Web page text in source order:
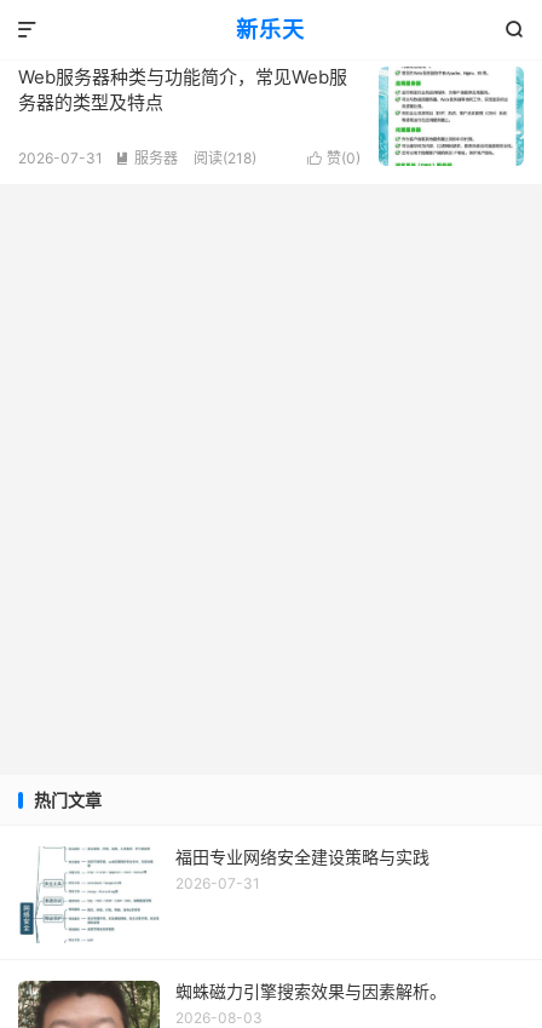
新乐天 
 共 1 篇文章
标签：服务器核心功能与目标
Web服务器种类与功能简介，常见Web服
务器的类型及特点
 赞(0)
2026-07-31  服务器 阅读(218)
热门文章
福田专业网络安全建设策略与实践
2026-07-31
蜘蛛磁力引擎搜索效果与因素解析。
2026-08-03